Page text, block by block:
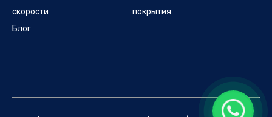
скорости
Блог
покрытия